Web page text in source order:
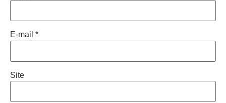
E-mail *
Site